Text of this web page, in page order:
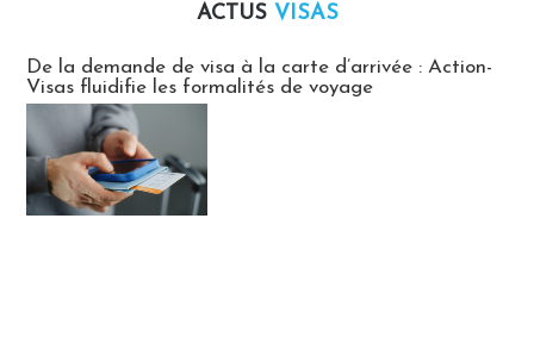
ACTUS VISAS
De la demande de visa à la carte d’arrivée : Action-
Visas fluidifie les formalités de voyage